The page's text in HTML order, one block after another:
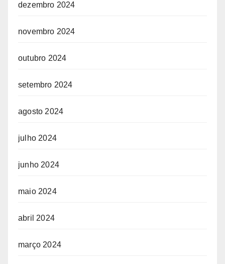
dezembro 2024
novembro 2024
outubro 2024
setembro 2024
agosto 2024
julho 2024
junho 2024
maio 2024
abril 2024
março 2024